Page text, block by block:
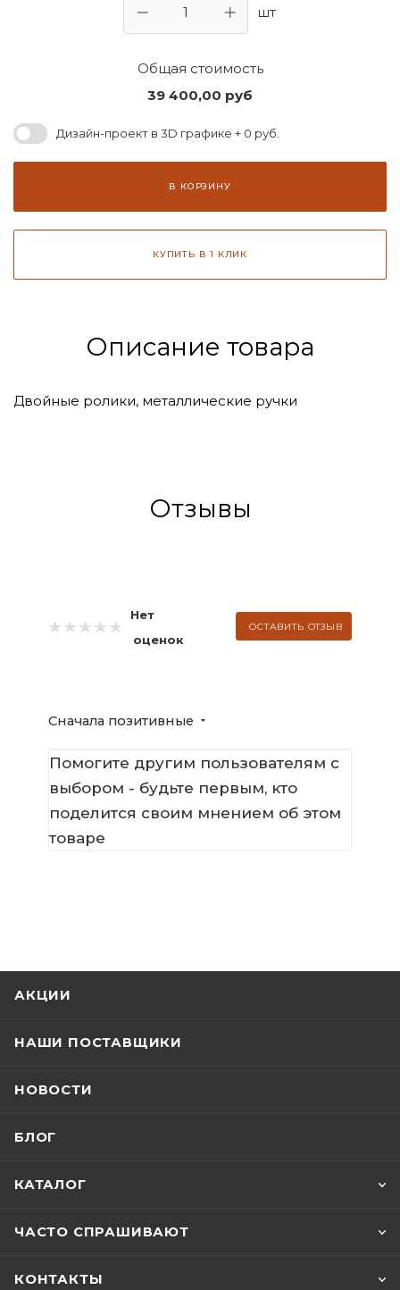
шт
Общая стоимость
39 400,00 руб
Дизайн-проект в 3D графике + 0 руб.
В КОРЗИНУ
КУПИТЬ В 1 КЛИК
Описание товара
Двойные ролики, металлические ручки
Отзывы
Нет
оценок
ОСТАВИТЬ ОТЗЫВ
Сначала позитивные
Помогите другим пользователям с
выбором - будьте первым, кто
поделится своим мнением об этом
товаре
АКЦИИ
НАШИ ПОСТАВЩИКИ
НОВОСТИ
БЛОГ
КАТАЛОГ
ЧАСТО СПРАШИВАЮТ
КОНТАКТЫ